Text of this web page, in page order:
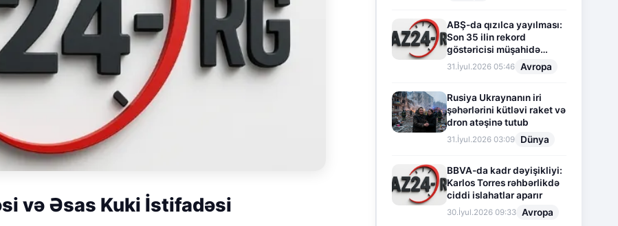
və Əsas Kuki İstifadəsi
ABŞ-da qızılca yayılması:
Son 35 ilin rekord
göstəricisi müşahidə
olunur
31.İyul.2026 05:46 Avropa
Rusiya Ukraynanın iri
şəhərlərini kütləvi raket və
dron atəşinə tutub
31.İyul.2026 03:09 Dünya
BBVA-da kadr dəyişikliyi:
Karlos Torres rəhbərlikdə
ciddi islahatlar aparır
30.İyul.2026 09:33 Avropa